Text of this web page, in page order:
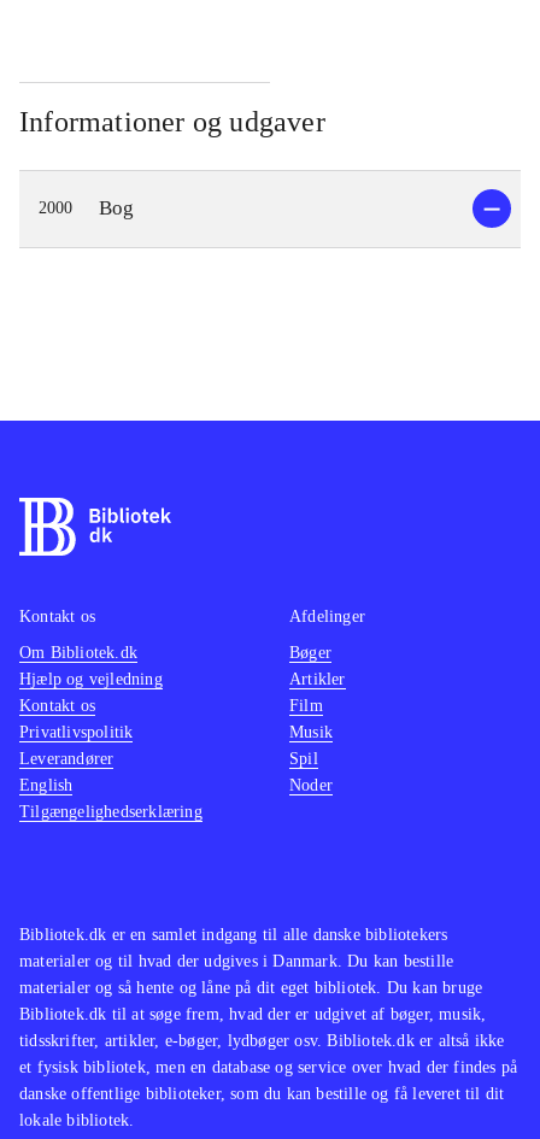
Informationer og udgaver
2000 Bog
Bibliotek.dk er en samlet indgang til alle danske bibliotekers
materialer og til hvad der udgives i Danmark. Du kan bestille
materialer og så hente og låne på dit eget bibliotek. Du kan bruge
Bibliotek.dk til at søge frem, hvad der er udgivet af bøger, musik,
tidsskrifter, artikler, e-bøger, lydbøger osv. Bibliotek.dk er altså ikke
et fysisk bibliotek, men en database og service over hvad der findes på
danske offentlige biblioteker, som du kan bestille og få leveret til dit
lokale bibliotek.
Kontakt os
Om Bibliotek.dk
Hjælp og vejledning
Kontakt os
Privatlivspolitik
Leverandører
English
Tilgængelighedserklæring
Afdelinger
Bøger
Artikler
Film
Musik
Spil
Noder